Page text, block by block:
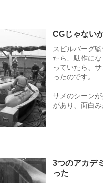
CGじゃない
スピルバーグ
たら、駄作に
っていたら、
ったのです。
サメのシーン
があり、面白み
3つのアカデ
った